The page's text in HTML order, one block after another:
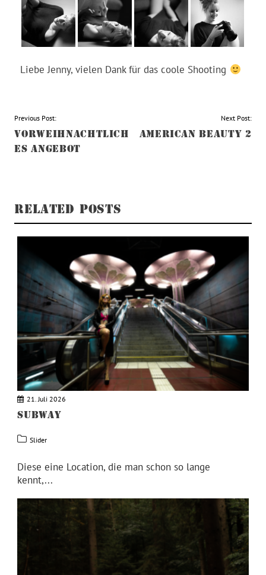
Liebe Jenny, vielen Dank für das coole Shooting
BEITRAGSNAVIGATION
Previous Post:
VORWEIHNACHTLICH
ES ANGEBOT
Next Post:
AMERICAN BEAUTY 2
RELATED POSTS
21. Juli 2026
SUBWAY
Slider
Diese eine Location, die man schon so lange
kennt,...